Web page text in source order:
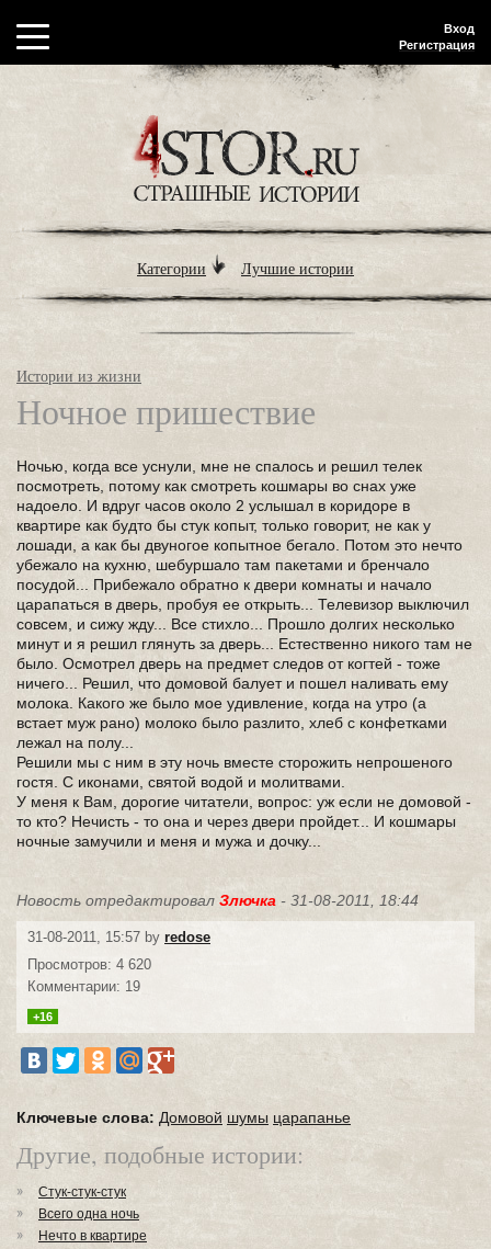
Вход
Регистрация
Категории Лучшие истории
Истории из жизни
Ночное пришествие
Ночью, когда все уснули, мне не спалось и решил телек
посмотреть, потому как смотреть кошмары во снах уже
надоело. И вдруг часов около 2 услышал в коридоре в
квартире как будто бы стук копыт, только говорит, не как у
лошади, а как бы двуногое копытное бегало. Потом это нечто
убежало на кухню, шебуршало там пакетами и бренчало
посудой... Прибежало обратно к двери комнаты и начало
царапаться в дверь, пробуя ее открыть... Телевизор выключил
совсем, и сижу жду... Все стихло... Прошло долгих несколько
минут и я решил глянуть за дверь... Естественно никого там не
было. Осмотрел дверь на предмет следов от когтей - тоже
ничего... Решил, что домовой балует и пошел наливать ему
молока. Какого же было мое удивление, когда на утро (а
встает муж рано) молоко было разлито, хлеб с конфетками
лежал на полу...
Решили мы с ним в эту ночь вместе сторожить непрошеного
гостя. С иконами, святой водой и молитвами.
У меня к Вам, дорогие читатели, вопрос: уж если не домовой -
то кто? Нечисть - то она и через двери пройдет... И кошмары
ночные замучили и меня и мужа и дочку...
Новость отредактировал Злючка - 31-08-2011, 18:44
31-08-2011, 15:57 by redose
Просмотров: 4 620
Комментарии: 19
+16
Ключевые слова: Домовой шумы царапанье
Другие, подобные истории:
Стук-стук-стук
Всего одна ночь
Нечто в квартире